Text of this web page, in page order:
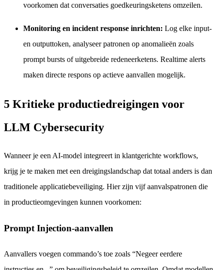
voorkomen dat conversaties goedkeuringsketens omzeilen.
Monitoring en incident response inrichten: Log elke input-
en outputtoken, analyseer patronen op anomalieën zoals
prompt bursts of uitgebreide redeneerketens. Realtime alerts
maken directe respons op actieve aanvallen mogelijk.
5 Kritieke productiedreigingen voor
LLM Cybersecurity
Wanneer je een AI-model integreert in klantgerichte workflows,
krijg je te maken met een dreigingslandschap dat totaal anders is dan
traditionele applicatiebeveiliging. Hier zijn vijf aanvalspatronen die
in productieomgevingen kunnen voorkomen:
Prompt Injection-aanvallen
Aanvallers voegen commando’s toe zoals “Negeer eerdere